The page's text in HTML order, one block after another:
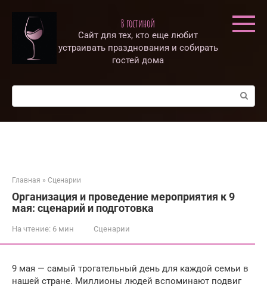
контенту
В гостиной
Сайт для тех, кто еще любит
устраивать празднования и собирать
гостей дома
Поиск:
Главная » Сценарии
Организация и проведение мероприятия к 9
мая: сценарий и подготовка
На чтение: 6 мин Сценарии
9 мая — самый трогательный день для каждой семьи в
нашей стране. Миллионы людей вспоминают подвиг